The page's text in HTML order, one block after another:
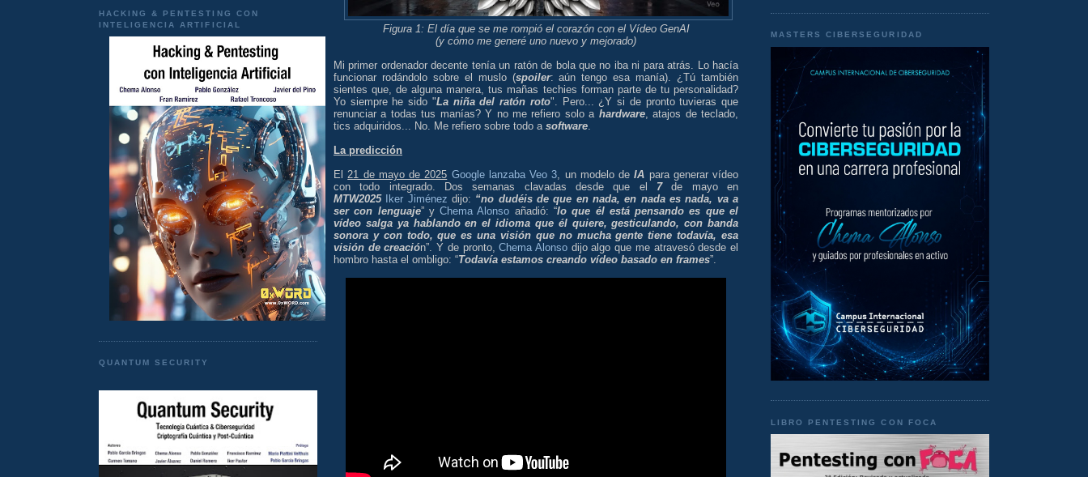
HACKING & PENTESTING CON
INTELIGENCIA ARTIFICIAL
QUANTUM SECURITY
Figura 1: El día que se me rompió el corazón con el Vídeo GenAI
(y cómo me generé uno nuevo y mejorado)
Mi primer ordenador decente tenía un ratón de bola que no iba ni para atrás. Lo hacía
funcionar rodándolo sobre el muslo (spoiler: aún tengo esa manía). ¿Tú también
sientes que, de alguna manera, tus mañas techies forman parte de tu personalidad?
Yo siempre he sido "La niña del ratón roto". Pero... ¿Y si de pronto tuvieras que
renunciar a todas tus manías? Y no me refiero solo a hardware, atajos de teclado,
tics adquiridos... No. Me refiero sobre todo a software.
La predicción
El21 de mayo de 2025 Google lanzaba Veo 3, un modelo deIA para generar vídeo
con todo integrado. Dos semanas clavadas desde que el 7de mayo en
MTW2025
Iker Jiménez dijo: “no dudéis de que en nada, en nada es nada, va a
ser con lenguaje” yChema Alonso añadió: “lo que él está pensando es que el
vídeo salga ya hablando en el idioma que él quiere, gesticulando, con banda
sonora y con todo, que es una visión que no mucha gente tiene todavía, esa
visión de creación”. Y de pronto,Chema Alonso dijo algo que me atravesó desde el
hombro hasta el ombligo: “Todavía estamos creando vídeo basado en frames”.
MASTERS CIBERSEGURIDAD
LIBRO PENTESTING CON FOCA